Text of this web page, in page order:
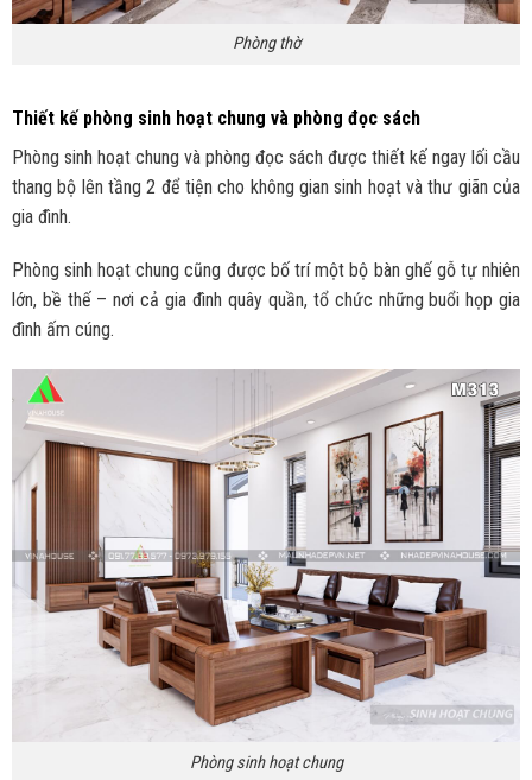
Phòng thờ
Thiết kế phòng sinh hoạt chung và phòng đọc sách
Phòng sinh hoạt chung và phòng đọc sách được thiết kế ngay lối cầu
thang bộ lên tầng 2 để tiện cho không gian sinh hoạt và thư giãn của
gia đình.
Phòng sinh hoạt chung cũng được bố trí một bộ bàn ghế gỗ tự nhiên
lớn, bề thế – nơi cả gia đình quây quần, tổ chức những buổi họp gia
đình ấm cúng.
Phòng sinh hoạt chung